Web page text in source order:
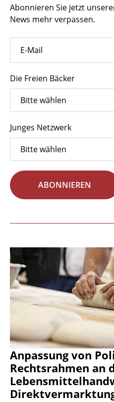
Abonnieren Sie jetzt
News mehr verpassen.
Die Freien Bäcker
Junges Netzwerk
ABONNIEREN
Anpassung von
Rechtsrahmen an